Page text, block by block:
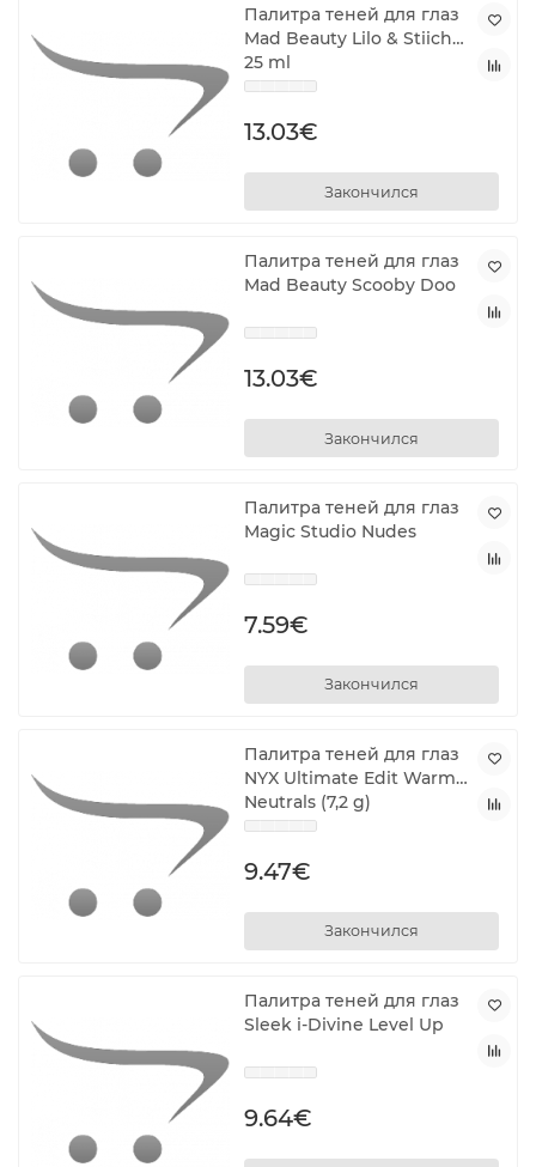
Палитра теней для глаз
Mad Beauty Lilo & Stiich
25 ml
13.03€
Закончился
Палитра теней для глаз
Mad Beauty Scooby Doo
13.03€
Закончился
Палитра теней для глаз
Magic Studio Nudes
7.59€
Закончился
Палитра теней для глаз
NYX Ultimate Edit Warm
Neutrals (7,2 g)
9.47€
Закончился
Палитра теней для глаз
Sleek i-Divine Level Up
9.64€